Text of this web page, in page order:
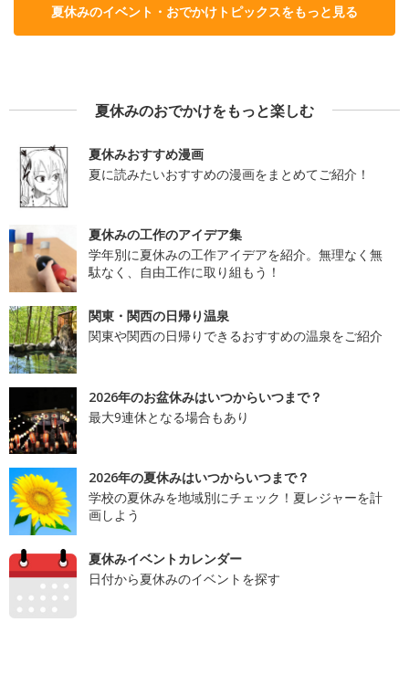
夏休みのイベント・おでかけトピックスをもっと見る
夏休みのおでかけをもっと楽しむ
夏休みおすすめ漫画
夏に読みたいおすすめの漫画をまとめてご紹介！
夏休みの工作のアイデア集
学年別に夏休みの工作アイデアを紹介。無理なく無
駄なく、自由工作に取り組もう！
関東・関西の日帰り温泉
関東や関西の日帰りできるおすすめの温泉をご紹介
2026年のお盆休みはいつからいつまで？
最大9連休となる場合もあり
2026年の夏休みはいつからいつまで？
学校の夏休みを地域別にチェック！夏レジャーを計
画しよう
夏休みイベントカレンダー
日付から夏休みのイベントを探す